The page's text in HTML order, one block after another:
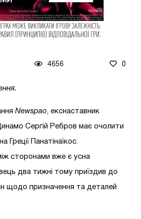
4656 0
Newspao , екснаставник
Сергій Ребров має очолити
Греції Панатінаїкос.
сторонами вже є усна
два тижні тому приїздив до
щодо призначення та деталей